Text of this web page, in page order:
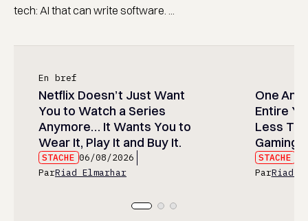
tech: AI that can write software. ...
En bref
Netflix Doesn’t Just Want
You to Watch a Series
Anymore… It Wants You to
Wear It, Play It and Buy It.
STACHE 06/08/2026
ParRiad Elmarhar
One
Entire
Less
Gaming
STACHE
ParRiad